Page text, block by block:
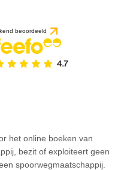
beoordeeld
het online boeken van
bezit of exploiteert geen
spoorwegmaatschappij.